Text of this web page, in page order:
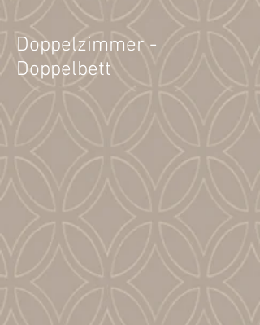
Doppelzimmer -
Doppelbett